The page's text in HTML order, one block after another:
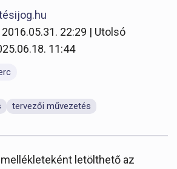
22:29 | Utolsó
11:44
tervezői művezetés
letölthető az